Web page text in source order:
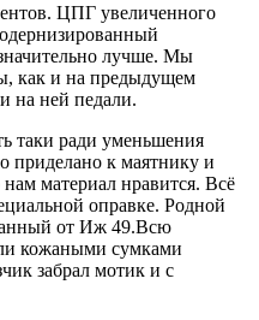
ЦПГ увеличенного
лучше. Мы
как и на предыдущем
на ней педали.
таки ради уменьшения
приделано к маятнику и
материал нравится. Всё
оправке. Родной
от Иж 49.Всю
кожаными сумками
забрал мотик и с